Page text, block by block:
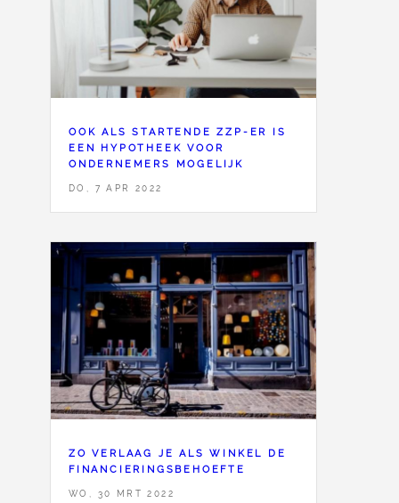
OOK ALS STARTENDE ZZP-ER IS
EEN HYPOTHEEK VOOR
ONDERNEMERS MOGELIJK
DO, 7 APR 2022
ZO VERLAAG JE ALS WINKEL DE
FINANCIERINGSBEHOEFTE
WO, 30 MRT 2022